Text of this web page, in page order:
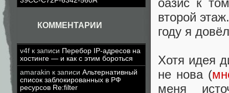
КОММЕНТАРИИ
v4f к записи Перебор IP-адресов на
хостинге — и как с этим бороться
amarakin к записи Альтернативный
список заблокированных в РФ
ресурсов Re:filter
оазис к
второй
году я
Хотя идея
не нова (
меня